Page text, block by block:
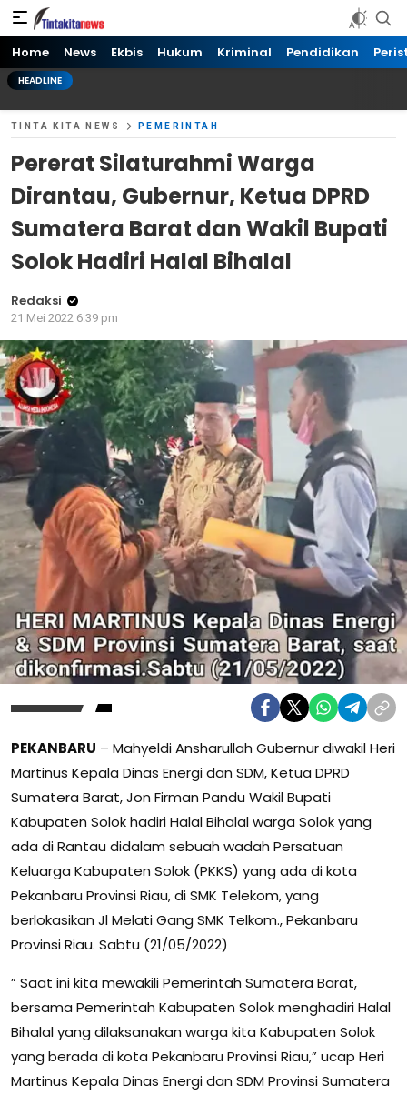
Tinta kita News
Informasi Terkini
Home News Ekbis Hukum Kriminal Pendidikan
HEADLINE
TINTA KITA NEWS PEMERINTAH
Pererat Silaturahmi Warga
Dirantau, Gubernur, Ketua DPRD
Sumatera Barat dan Wakil Bupati
Solok Hadiri Halal Bihalal
Redaksi
21 Mei 2022 6:39 pm
PEKANBARU – Mahyeldi Ansharullah Gubernur diwakil Heri
Martinus Kepala Dinas Energi dan SDM, Ketua DPRD
Sumatera Barat, Jon Firman Pandu Wakil Bupati
Kabupaten Solok hadiri Halal Bihalal warga Solok yang
ada di Rantau didalam sebuah wadah Persatuan
Keluarga Kabupaten Solok (PKKS) yang ada di kota
Pekanbaru Provinsi Riau, di SMK Telekom, yang
berlokasikan Jl Melati Gang SMK Telkom., Pekanbaru
Provinsi Riau. Sabtu (21/05/2022)
” Saat ini kita mewakili Pemerintah Sumatera Barat,
bersama Pemerintah Kabupaten Solok menghadiri Halal
Bihalal yang dilaksanakan warga kita Kabupaten Solok
yang berada di kota Pekanbaru Provinsi Riau,” ucap Heri
Martinus Kepala Dinas Energi dan SDM Provinsi Sumatera